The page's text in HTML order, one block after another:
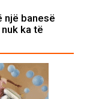
një banesë
ka të